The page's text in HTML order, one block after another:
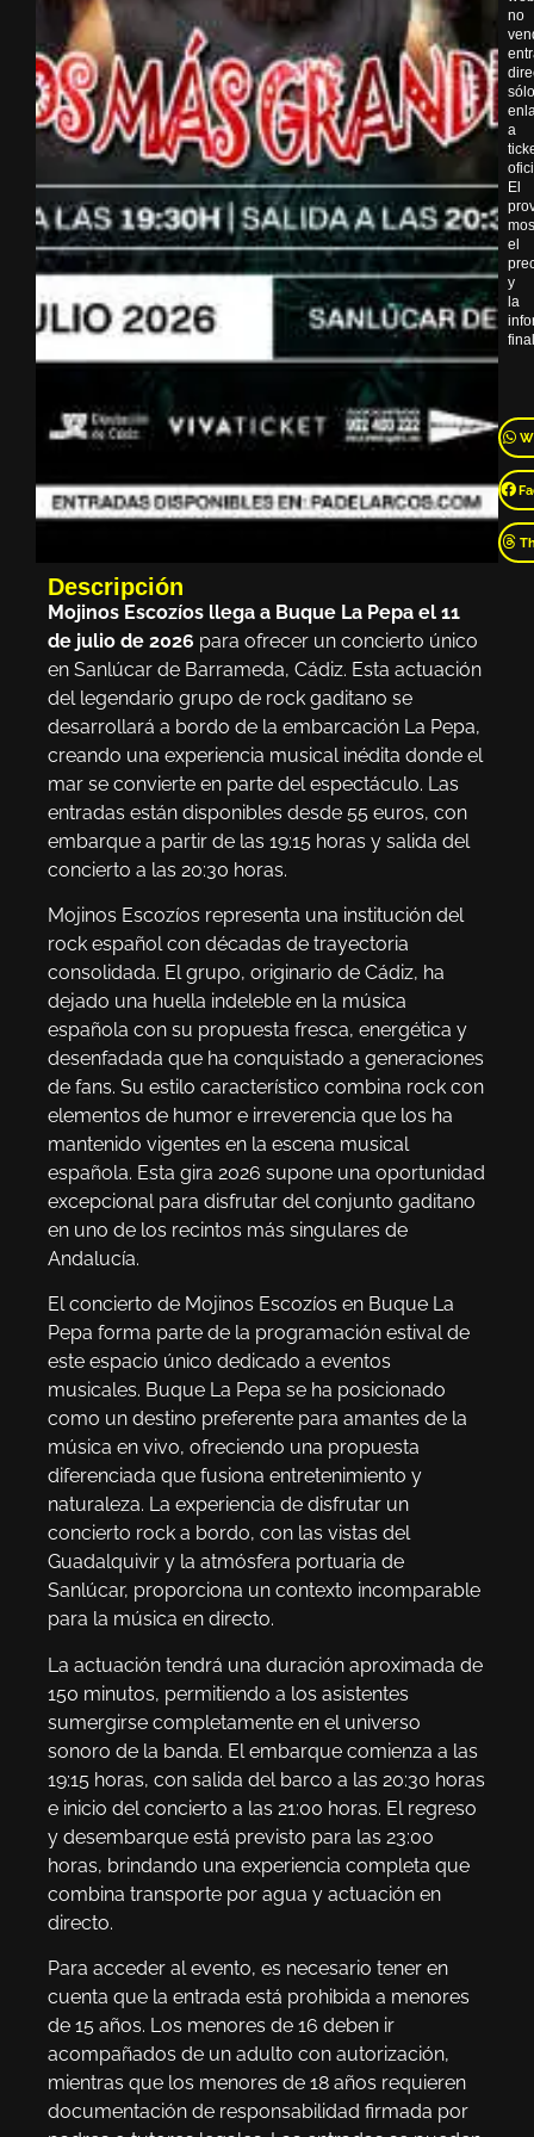
no
sólo
a
El
el
y
la
Descripción
Mojinos Escozíos llega a Buque La Pepa el 11
de julio de 2026 para ofrecer un concierto único
en Sanlúcar de Barrameda, Cádiz. Esta actuación
del legendario grupo de rock gaditano se
desarrollará a bordo de la embarcación La Pepa,
creando una experiencia musical inédita donde el
mar se convierte en parte del espectáculo. Las
entradas están disponibles desde 55 euros, con
embarque a partir de las 19:15 horas y salida del
concierto a las 20:30 horas.
Mojinos Escozíos representa una institución del
rock español con décadas de trayectoria
consolidada. El grupo, originario de Cádiz, ha
dejado una huella indeleble en la música
española con su propuesta fresca, energética y
desenfadada que ha conquistado a generaciones
de fans. Su estilo característico combina rock con
elementos de humor e irreverencia que los ha
mantenido vigentes en la escena musical
española. Esta gira 2026 supone una oportunidad
excepcional para disfrutar del conjunto gaditano
en uno de los recintos más singulares de
Andalucía.
El concierto de Mojinos Escozíos en Buque La
Pepa forma parte de la programación estival de
este espacio único dedicado a eventos
musicales. Buque La Pepa se ha posicionado
como un destino preferente para amantes de la
música en vivo, ofreciendo una propuesta
diferenciada que fusiona entretenimiento y
naturaleza. La experiencia de disfrutar un
concierto rock a bordo, con las vistas del
Guadalquivir y la atmósfera portuaria de
Sanlúcar, proporciona un contexto incomparable
para la música en directo.
La actuación tendrá una duración aproximada de
150 minutos, permitiendo a los asistentes
sumergirse completamente en el universo
sonoro de la banda. El embarque comienza a las
19:15 horas, con salida del barco a las 20:30 horas
e inicio del concierto a las 21:00 horas. El regreso
y desembarque está previsto para las 23:00
horas, brindando una experiencia completa que
combina transporte por agua y actuación en
directo.
Para acceder al evento, es necesario tener en
cuenta que la entrada está prohibida a menores
de 15 años. Los menores de 16 deben ir
acompañados de un adulto con autorización,
mientras que los menores de 18 años requieren
documentación de responsabilidad firmada por